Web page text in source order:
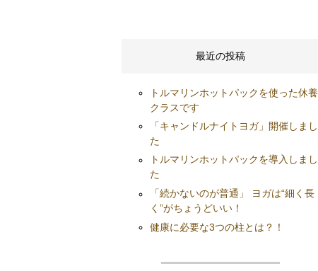
最近の投稿
トルマリンホットパックを使った休養
クラスです
「キャンドルナイトヨガ」開催しまし
た
トルマリンホットパックを導入しまし
た
「続かないのが普通」 ヨガは“細く長
く”がちょうどいい！
健康に必要な3つの柱とは？！